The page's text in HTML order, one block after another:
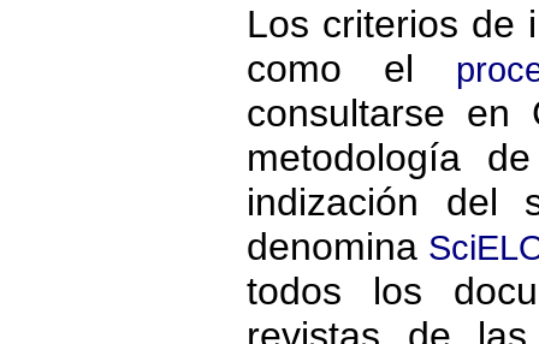
Los criterios de
como el
consultarse en
metodología
indización del
denomina
todos los